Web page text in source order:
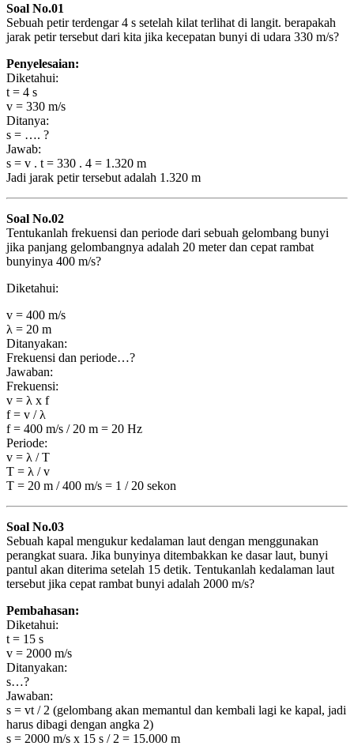
Soal No.01
Sebuah petir terdengar 4 s setelah kilat terlihat di langit. berapakah
jarak petir tersebut dari kita jika kecepatan bunyi di udara 330 m/s?
Penyelesaian:
Diketahui:
t = 4 s
v = 330 m/s
Ditanya:
s = …. ?
Jawab:
s = v . t = 330 . 4 = 1.320 m
Jadi jarak petir tersebut adalah 1.320 m
Soal No.02
Tentukanlah frekuensi dan periode dari sebuah gelombang bunyi
jika panjang gelombangnya adalah 20 meter dan cepat rambat
bunyinya 400 m/s?
Diketahui:
v = 400 m/s
λ = 20 m
Ditanyakan:
Frekuensi dan periode…?
Jawaban:
Frekuensi:
v = λ x f
f = v / λ
f = 400 m/s / 20 m = 20 Hz
Periode:
v = λ / T
T = λ / v
T = 20 m / 400 m/s = 1 / 20 sekon
Soal No.03
Sebuah kapal mengukur kedalaman laut dengan menggunakan
perangkat suara. Jika bunyinya ditembakkan ke dasar laut, bunyi
pantul akan diterima setelah 15 detik. Tentukanlah kedalaman laut
tersebut jika cepat rambat bunyi adalah 2000 m/s?
Pembahasan:
Diketahui:
t = 15 s
v = 2000 m/s
Ditanyakan:
s…?
Jawaban:
s = vt / 2 (gelombang akan memantul dan kembali lagi ke kapal, jadi
harus dibagi dengan angka 2)
s = 2000 m/s x 15 s / 2 = 15.000 m